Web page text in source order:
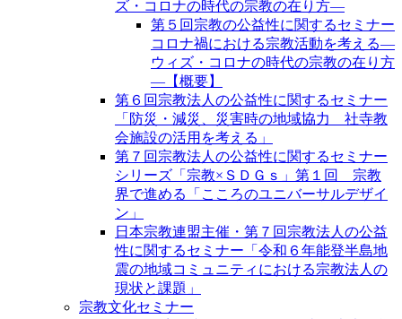
ズ・コロナの時代の宗教の在り方―
第５回宗教の公益性に関するセミナー
コロナ禍における宗教活動を考える―
ウィズ・コロナの時代の宗教の在り方
―【概要】
第６回宗教法人の公益性に関するセミナー
「防災・減災、災害時の地域協力 社寺教
会施設の活用を考える」
第７回宗教法人の公益性に関するセミナー
シリーズ「宗教×ＳＤＧｓ」第１回 宗教
界で進める「こころのユニバーサルデザイ
ン」
日本宗教連盟主催・第７回宗教法人の公益
性に関するセミナー「令和６年能登半島地
震の地域コミュニティにおける宗教法人の
現状と課題」
宗教文化セミナー